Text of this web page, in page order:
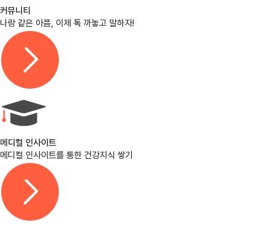
커뮤니티
나랑 같은 아픔, 이제 톡 까놓고 말하자!
메디컬 인사이트
메디컬 인사이트를 통한 건강지식 쌓기